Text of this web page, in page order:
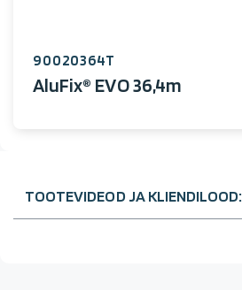
90020364T
AluFix® EVO 36,4m
TOOTEVIDEOD JA KLIENDILOOD: